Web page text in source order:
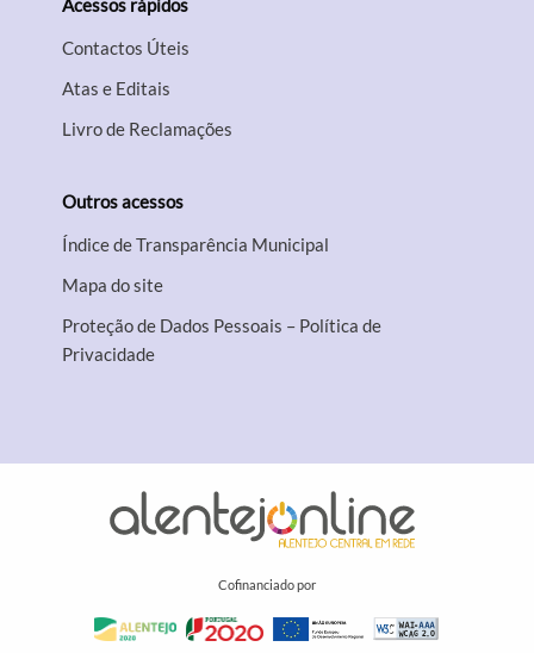
Acessos rápidos
Contactos Úteis
Atas e Editais
Livro de Reclamações
Outros acessos
Índice de Transparência Municipal
Mapa do site
Proteção de Dados Pessoais – Política de
Privacidade
Cofinanciado por